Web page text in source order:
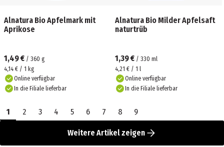
Alnatura Bio Apfelmark mit
Aprikose
1,49 € / 360 g
4,14 € / 1 kg
Online verfügbar
In die Filiale lieferbar
Alnatura Bio Milder Apfelsaft
naturtrüb
1,39 € / 330 ml
4,21 € / 1 l
Online verfügbar
In die Filiale lieferbar
1 2 3 4 5 6 7 8 9
Weitere Artikel zeigen